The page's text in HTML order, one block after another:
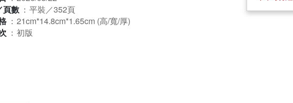
頁數 ： 平裝／352頁
： 21cm*14.8cm*1.65cm (高/寬/厚)
： 初版